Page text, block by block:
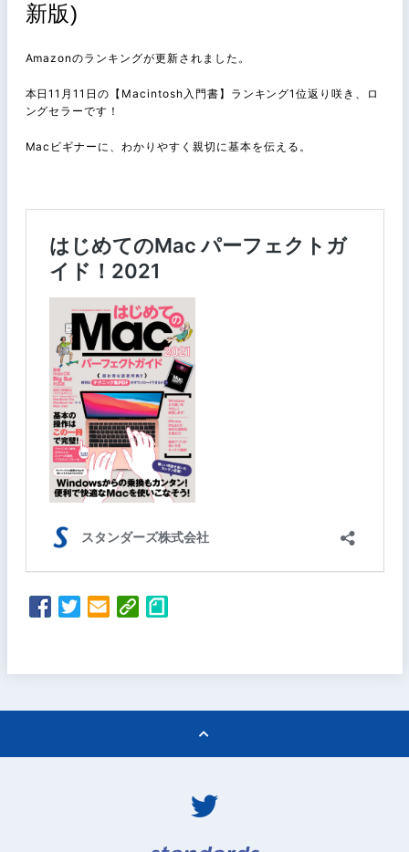
新版)
Amazonのランキングが更新されました。
本日11月11日の【Macintosh入門書】ランキング1位返り咲き、ロ
ングセラーです！
Macビギナーに、わかりやすく親切に基本を伝える。